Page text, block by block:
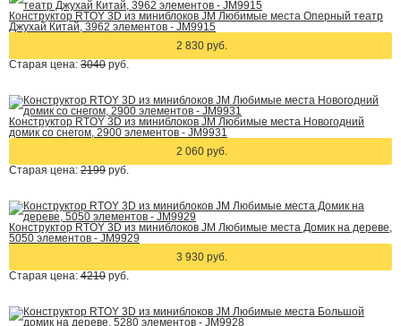
Конструктор RTOY 3D из миниблоков JM Любимые места Оперный театр
Джухай Китай, 3962 элементов - JM9915
2 830 руб.
Старая цена: 3040 руб.
Конструктор RTOY 3D из миниблоков JM Любимые места Новогодний
домик со снегом, 2900 элементов - JM9931
2 060 руб.
Старая цена: 2199 руб.
Конструктор RTOY 3D из миниблоков JM Любимые места Домик на дереве,
5050 элементов - JM9929
3 930 руб.
Старая цена: 4210 руб.